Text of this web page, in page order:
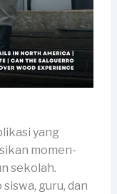
yang
momen-
sekolah.
guru, dan